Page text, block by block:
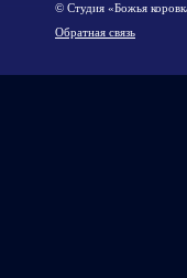
© Cтудия «Божья
Обратная связь